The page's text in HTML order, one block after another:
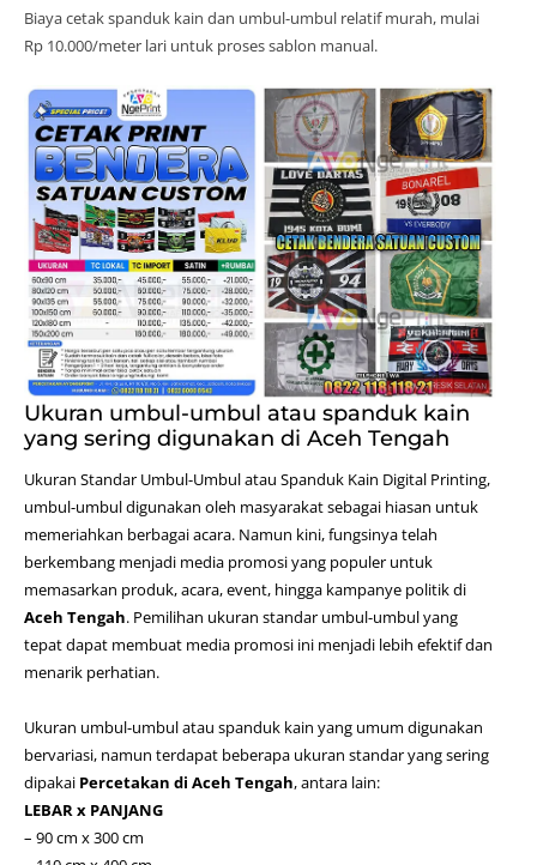
Biaya cetak spanduk kain dan umbul-umbul relatif murah, mulai
Rp 10.000/meter lari untuk proses sablon manual.
Ukuran umbul-umbul atau spanduk kain
yang sering digunakan di Aceh Tengah
Ukuran Standar Umbul-Umbul atau Spanduk Kain Digital Printing,
umbul-umbul digunakan oleh masyarakat sebagai hiasan untuk
memeriahkan berbagai acara. Namun kini, fungsinya telah
berkembang menjadi media promosi yang populer untuk
memasarkan produk, acara, event, hingga kampanye politik di
Aceh Tengah. Pemilihan ukuran standar umbul-umbul yang
tepat dapat membuat media promosi ini menjadi lebih efektif dan
menarik perhatian.
Ukuran umbul-umbul atau spanduk kain yang umum digunakan
bervariasi, namun terdapat beberapa ukuran standar yang sering
dipakai Percetakan di Aceh Tengah, antara lain:
LEBAR x PANJANG
– 90 cm x 300 cm